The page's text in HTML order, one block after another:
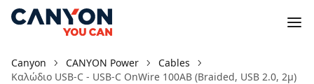
Canyon CANYON Power
Cables
Καλώδιο USB-C - USB-C OnWire 100AB (Braided, USB 2.0, 2μ)